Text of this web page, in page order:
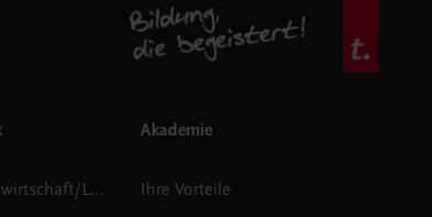
Fertigungswirtschaft/Logistik
Akademie
Ihre Vorteile